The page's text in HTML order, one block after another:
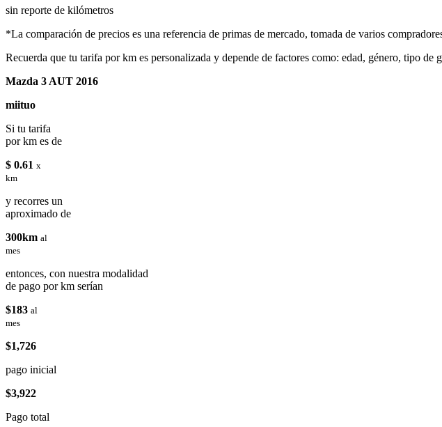
sin reporte de kilómetros
*La comparación de precios es una referencia de primas de mercado, tomada de varios
Recuerda que tu tarifa por km es personalizada y depende de factores como: edad, género, tipo
Mazda 3 AUT 2016
miituo
Si tu tarifa
por km es de
$ 0.61 x
km
y recorres un
aproximado de
300km al
mes
entonces, con nuestra modalidad
de pago por km serían
$183 al
mes
$1,726
pago inicial
$3,922
Pago total